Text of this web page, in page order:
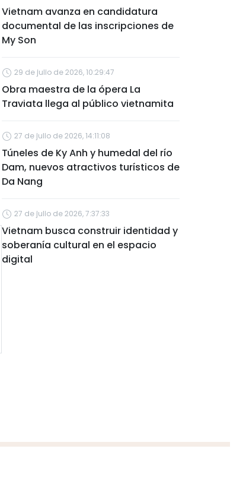
Vietnam avanza en candidatura
documental de las inscripciones de
My Son
29 de julio de 2026, 10:29:47
Obra maestra de la ópera La
Traviata llega al público vietnamita
27 de julio de 2026, 14:11:08
Túneles de Ky Anh y humedal del río
Dam, nuevos atractivos turísticos de
Da Nang
27 de julio de 2026, 7:37:33
Vietnam busca construir identidad y
soberanía cultural en el espacio
digital